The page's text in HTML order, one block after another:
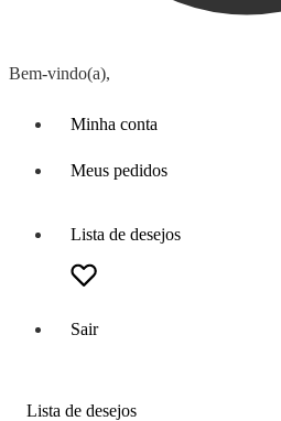
Bem-vindo(a),
Minha conta
Meus pedidos
Lista de desejos
Sair
Lista de desejos